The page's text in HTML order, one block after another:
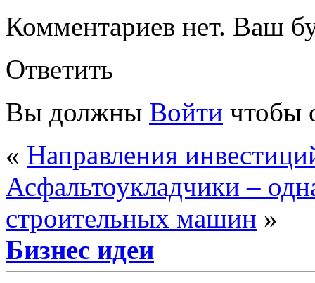
Комментариев нет. Ваш
Ответить
Вы должны Войти чтобы
« Направления
Асфальтоукладчики –
строительных машин »
Бизнес идеи